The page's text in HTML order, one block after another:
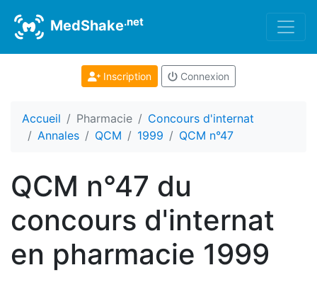
MedShake.net
Inscription Connexion
Accueil Pharmacie
Concours d'internat
Annales
QCM 1999 QCM n°47
QCM n°47 du
concours d'internat
en pharmacie 1999